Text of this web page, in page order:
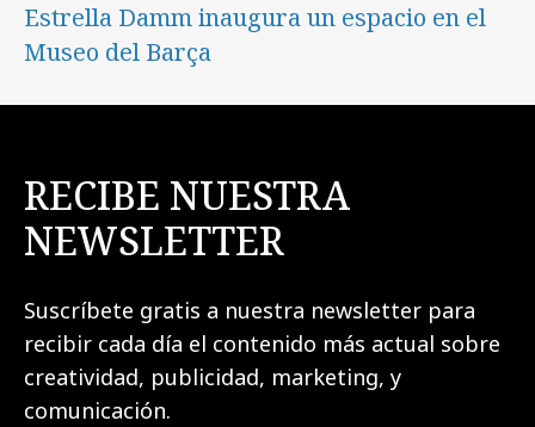
Estrella Damm inaugura un espacio en el
Museo del Barça
RECIBE NUESTRA
NEWSLETTER
Suscríbete gratis a nuestra newsletter para
recibir cada día el contenido más actual sobre
creatividad, publicidad, marketing, y
comunicación.